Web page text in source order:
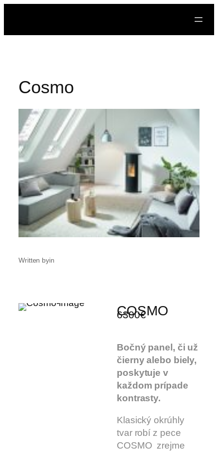
obsah
Cosmo
Written byin
COSMO
6300€
Bočný panel, či už
čierny alebo biely,
poskytuje v
každom prípade
kontrasty.
Klasický okrúhly
tvar robí z pece
COSMO zrejme